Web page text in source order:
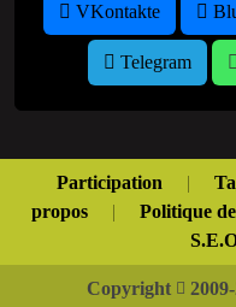
VKontakte
Telegram
Participation |
propos
| Politique
Copyright